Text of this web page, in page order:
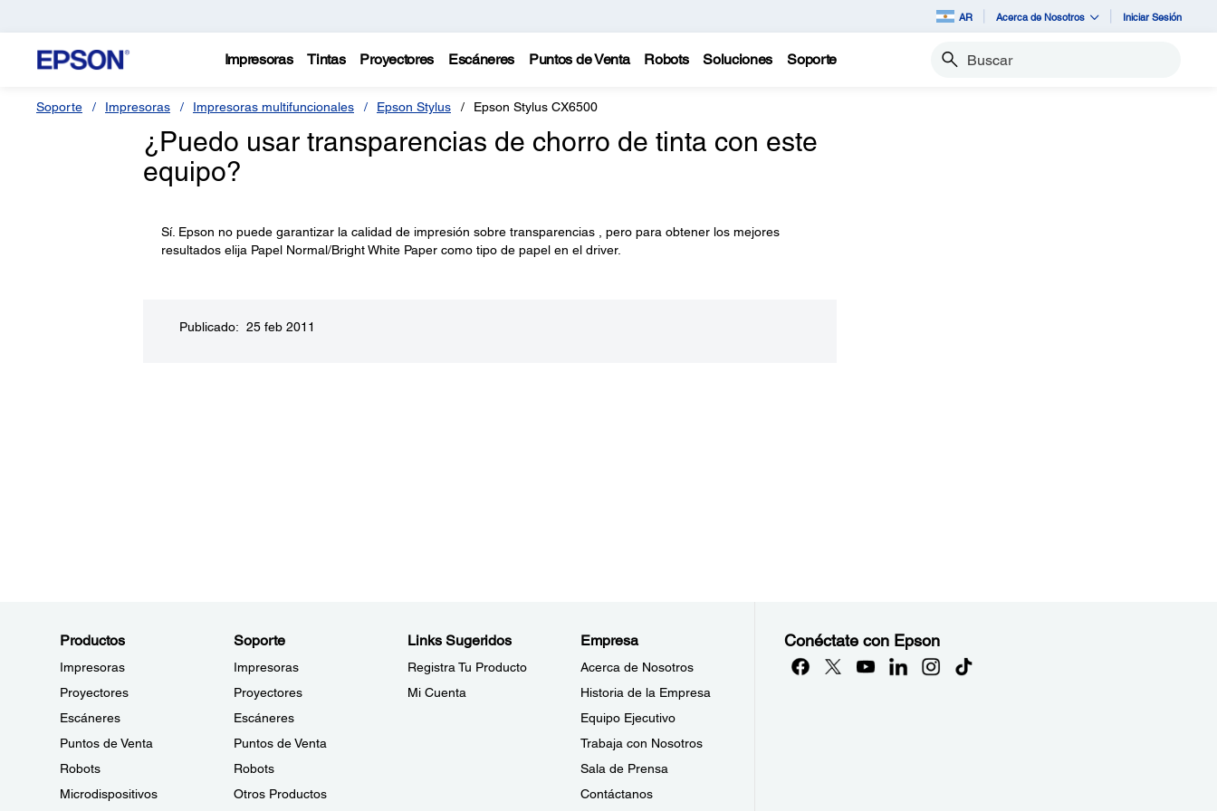
AR Acerca de Nosotros Iniciar Sesión
Impresoras Tintas Proyectores Escáneres Puntos de Venta Robots Soluciones Soporte Buscar
Soporte Impresoras Impresoras multifuncionales Epson Stylus Epson Stylus CX6500
¿Puedo usar transparencias de chorro de tinta con este
equipo?
Sí. Epson no puede garantizar la calidad de impresión sobre transparencias , pero para obtener los mejores
resultados elija Papel Normal/Bright White Paper como tipo de papel en el driver.
Publicado: 25 feb 2011
Productos
Impresoras
Proyectores
Escáneres
Puntos de Venta
Robots
Microdispositivos
Soporte
Impresoras
Proyectores
Escáneres
Puntos de Venta
Robots
Otros Productos
Links Sugeridos
Registra Tu Producto
Mi Cuenta
Empresa
Acerca de Nosotros
Historia de la Empresa
Equipo Ejecutivo
Trabaja con Nosotros
Sala de Prensa
Contáctanos
Conéctate con Epson